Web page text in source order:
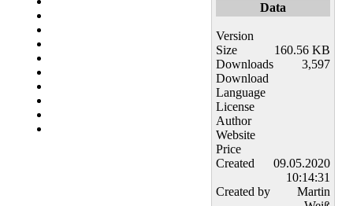
Data
Version
Size
160.56 KB
Downloads
3,597
Download
Language
License
Author
Website
Price
Created
09.05.2020
10:14:31
Created by
Martin